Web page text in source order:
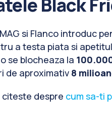
si Flanco introduc
a testa piata si
se blocheaza la
de aproximativ 8
despre cum sa-ti